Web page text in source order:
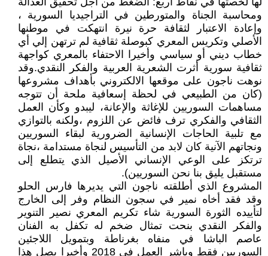
ومحاسبة الجناة والمتورطين في التراجيديا السورية ،
وإعادة الاعتبار لثقافة حرة نيرة انتهكت في موطنها
الأصلي وتكريس المعري كبوصلة ثقافية لم ترتهن إلي أي
خطاب ديني أو سياسي وأخيرا الاحتفاء بالمعري كواجهة
ثقافية سورية أثرت الشعرية العربية والفكر النقدي.وقد
نوهت ناجون على موقعها الالكتروني بأهداف مشروعها
(كان من الطبيعي في لحظة إسعافية ملحة أن تتوجه
مساهمات السوريين للإغاثة والإعانة، ليبدو وكأن العمل
الثقافي والفكري ترف فائض عن اللزوم ،ولكنه بالتوازي
مع تلبية الحاجات الإنسانية الضرورية لبقاء السوريين
ونجاتهم الآنية كان لابد من التأسيس لنجاة مستدامة ،نجاة
ترتكز على الوعي الإنساني الأصيل الذي يتطلع إلى
مستقبل يليق بنا نحن السوريين).
المشروع الذي أطلقته ناجون التي يديرها فارس الحلو
وقد فقد أخاه نمير في سجون النظام وفر إلى الخارج
لتأييده الثورة السورية شاء تكريم المعري نصير التنوير
والفكر النقدي بنحت تمثال ضخم له تكفل به الفنان
عاصم الباشا في منفاه بغرناطة وبتمويل اللاجئين
السوريين فقط وباشر العمل في 2018 وأخيرا يصل هذا